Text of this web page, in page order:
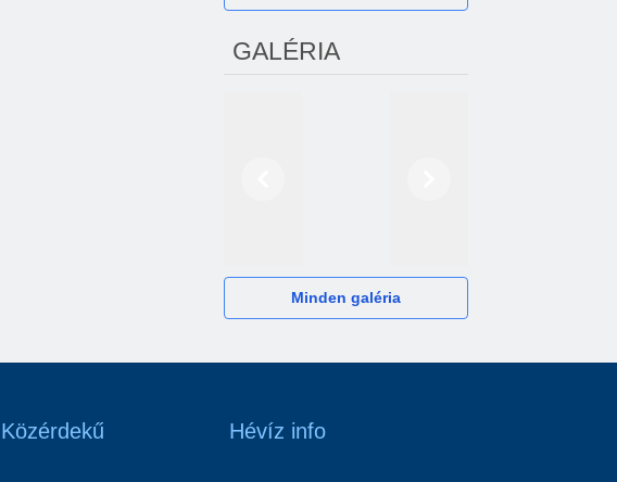
GALÉRIA
Minden galéria
Közérdekű Hévíz info